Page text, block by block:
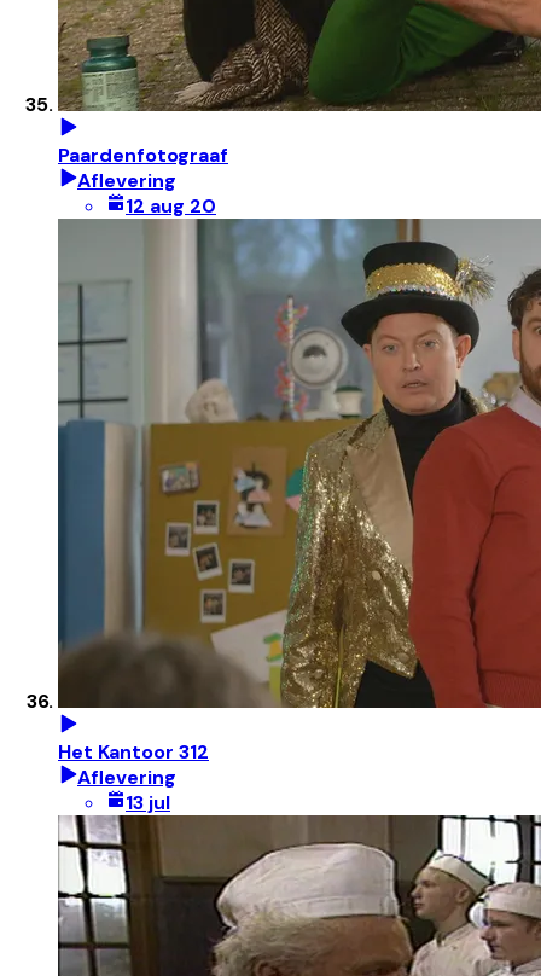
Paardenfotograaf
Aflevering
12 aug 20
Het Kantoor 312
Aflevering
13 jul